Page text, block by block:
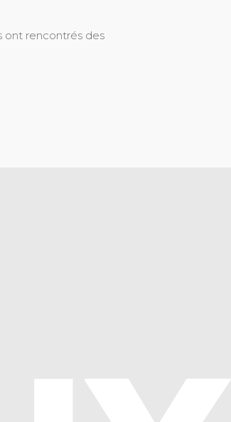
ont rencontrés des